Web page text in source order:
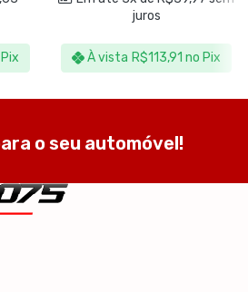
juros
À vista R$113,91 no Pix
o seu automóvel!